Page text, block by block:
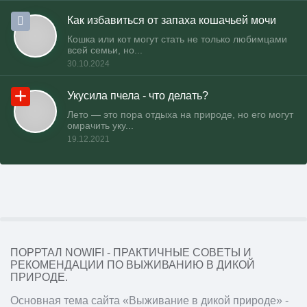
Как избавиться от запаха кошачьей мочи
Кошка или кот могут стать не только любимцами
всей семьи, но...
30.10.2024
Укусила пчела - что делать?
Лето — это пора отдыха на природе, но его могут
омрачить уку...
19.12.2021
ПОРРТАЛ NOWIFI - ПРАКТИЧНЫЕ СОВЕТЫ И
РЕКОМЕНДАЦИИ ПО ВЫЖИВАНИЮ В ДИКОЙ
ПРИРОДЕ.
Основная тема сайта «Выживание в дикой природе» -